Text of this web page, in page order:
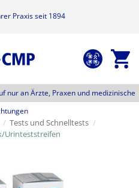
Praxis seit 1894
nur an Ärzte, Praxen und medizinische
/ Tests und Schnelltests /
Urinteststreifen